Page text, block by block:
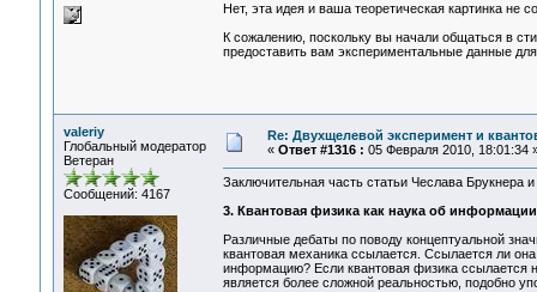
Нет, эта идея и ваша теоретическая картинка не
К сожалению, поскольку вы начали общаться в
предоставить вам экспериментальные данные
valeriy
Глобальный модератор
Ветеран
Сообщений: 4167
Re: Двухщелевой эксперимент и
« Ответ #1316 : 05 Февраля 2010, 18:01:34
Заключительная часть статьи Чеслава Брукнера
3. Квантовая физика как наука об информации
Различные дебаты по поводу концептуальной
квантовая механика ссылается. Ссылается ли
информацию? Если квантовая физика ссылается
является более сложной реальностью, подобно